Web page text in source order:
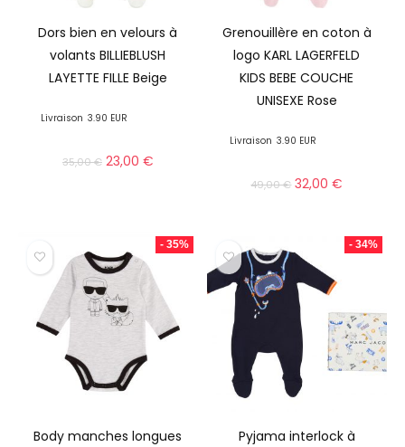
Dors bien en velours à
volants BILLIEBLUSH
LAYETTE FILLE Beige
Livraison 3.90 EUR
35,00€ 23,00 €
Grenouillère en coton à
logo KARL LAGERFELD
KIDS BEBE COUCHE
UNISEXE Rose
Livraison 3.90 EUR
49,00€ 32,00€
- 35%
Body manches longues
- 34%
Pyjama interlock à